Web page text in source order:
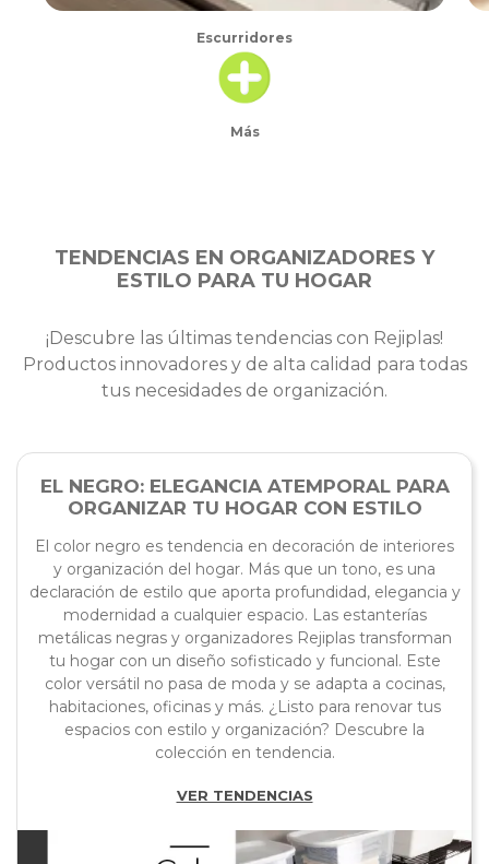
Escurridores
Más
TENDENCIAS EN ORGANIZADORES Y
ESTILO PARA TU HOGAR
¡Descubre las últimas tendencias con Rejiplas!
Productos innovadores y de alta calidad para todas
tus necesidades de organización.
EL NEGRO: ELEGANCIA ATEMPORAL PARA
ORGANIZAR TU HOGAR CON ESTILO
El color negro es tendencia en decoración de interiores
y organización del hogar. Más que un tono, es una
declaración de estilo que aporta profundidad, elegancia y
modernidad a cualquier espacio. Las estanterías
metálicas negras y organizadores Rejiplas transforman
tu hogar con un diseño sofisticado y funcional. Este
color versátil no pasa de moda y se adapta a cocinas,
habitaciones, oficinas y más. ¿Listo para renovar tus
espacios con estilo y organización? Descubre la
colección en tendencia.
VER TENDENCIAS